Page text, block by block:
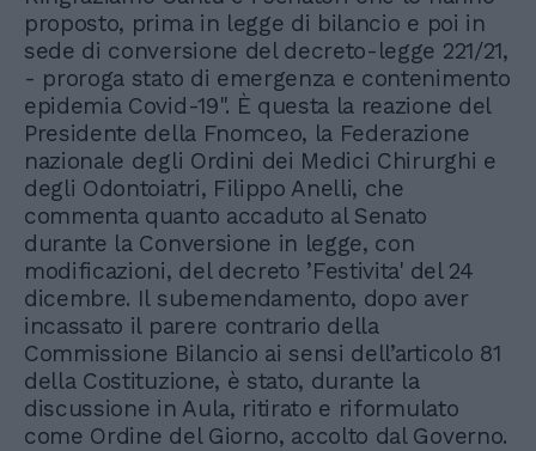
proposto, prima in legge di bilancio e poi in
sede di conversione del decreto-legge 221/21,
- proroga stato di emergenza e contenimento
epidemia Covid-19". È questa la reazione del
Presidente della Fnomceo, la Federazione
nazionale degli Ordini dei Medici Chirurghi e
degli Odontoiatri, Filippo Anelli, che
commenta quanto accaduto al Senato
durante la Conversione in legge, con
modificazioni, del decreto ’Festivita' del 24
dicembre. Il subemendamento, dopo aver
incassato il parere contrario della
Commissione Bilancio ai sensi dell’articolo 81
della Costituzione, è stato, durante la
discussione in Aula, ritirato e riformulato
come Ordine del Giorno, accolto dal Governo.